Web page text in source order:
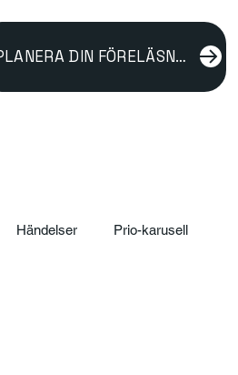
PLANERA DIN FÖRELÄSNING
Händelser Prio-karusell